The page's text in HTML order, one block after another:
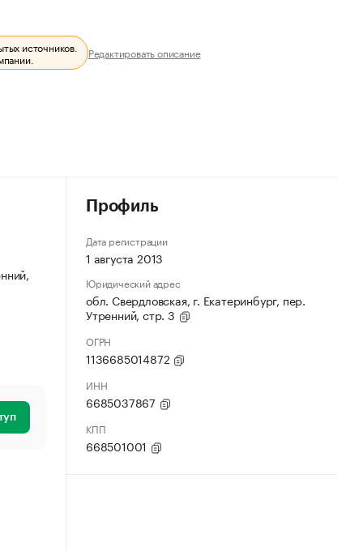
источников. Редактировать описание
Профиль
Дата регистрации
1 августа 2013
Юридический адрес
обл. Свердловская, г. Екатеринбург, пер.
Утренний, стр. 3
ОГРН
1136685014872
ИНН
6685037867
КПП
668501001